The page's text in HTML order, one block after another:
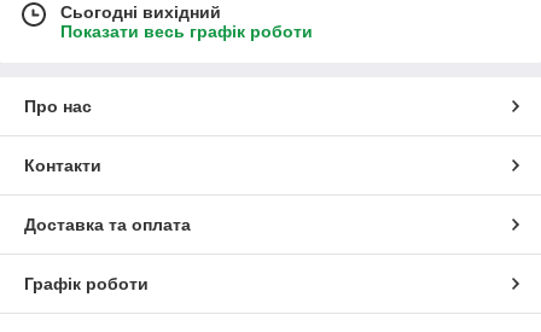
Сьогодні вихідний
Показати весь графік роботи
Про нас
Контакти
Доставка та оплата
Графік роботи